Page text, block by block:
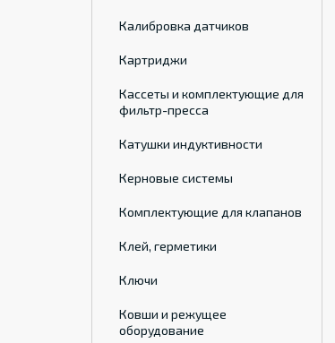
Калибровка датчиков
Картриджи
Кассеты и комплектующие для
фильтр-пресса
Катушки индуктивности
Керновые системы
Комплектующие для клапанов
Клей, герметики
Ключи
Ковши и режущее
оборудование